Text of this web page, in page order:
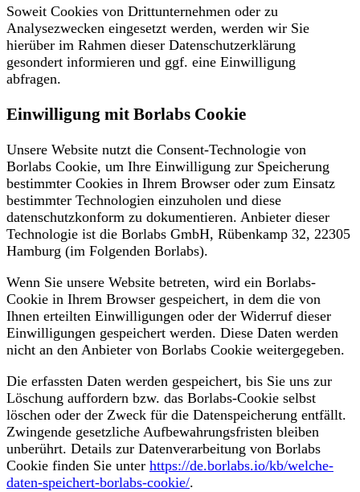
Soweit Cookies von Drittunternehmen oder zu
Analysezwecken eingesetzt werden, werden wir Sie
hierüber im Rahmen dieser Datenschutzerklärung
gesondert informieren und ggf. eine Einwilligung
abfragen.
Einwilligung mit Borlabs Cookie
Unsere Website nutzt die Consent-Technologie von
Borlabs Cookie, um Ihre Einwilligung zur Speicherung
bestimmter Cookies in Ihrem Browser oder zum Einsatz
bestimmter Technologien einzuholen und diese
datenschutzkonform zu dokumentieren. Anbieter dieser
Technologie ist die Borlabs GmbH, Rübenkamp 32, 22305
Hamburg (im Folgenden Borlabs).
Wenn Sie unsere Website betreten, wird ein Borlabs-
Cookie in Ihrem Browser gespeichert, in dem die von
Ihnen erteilten Einwilligungen oder der Widerruf dieser
Einwilligungen gespeichert werden. Diese Daten werden
nicht an den Anbieter von Borlabs Cookie weitergegeben.
Die erfassten Daten werden gespeichert, bis Sie uns zur
Löschung auffordern bzw. das Borlabs-Cookie selbst
löschen oder der Zweck für die Datenspeicherung entfällt.
Zwingende gesetzliche Aufbewahrungsfristen bleiben
unberührt. Details zur Datenverarbeitung von Borlabs
Cookie finden Sie unter https://de.borlabs.io/kb/welche-
daten-speichert-borlabs-cookie/.